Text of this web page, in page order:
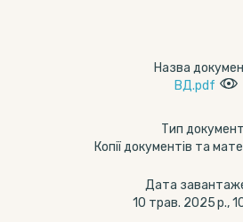
Назва
ВД.pdf
Тип
Копії документів та
Дата
10 трав. 2025 р.,